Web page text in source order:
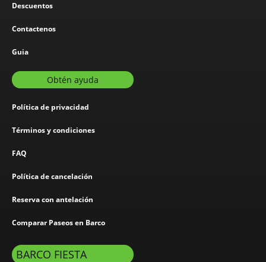
Descuentos
Contactenos
Guia
Obtén ayuda
Política de privacidad
Términos y condiciones
FAQ
Política de cancelación
Reserva con antelación
Comparar Paseos en Barco
BARCO FIESTA